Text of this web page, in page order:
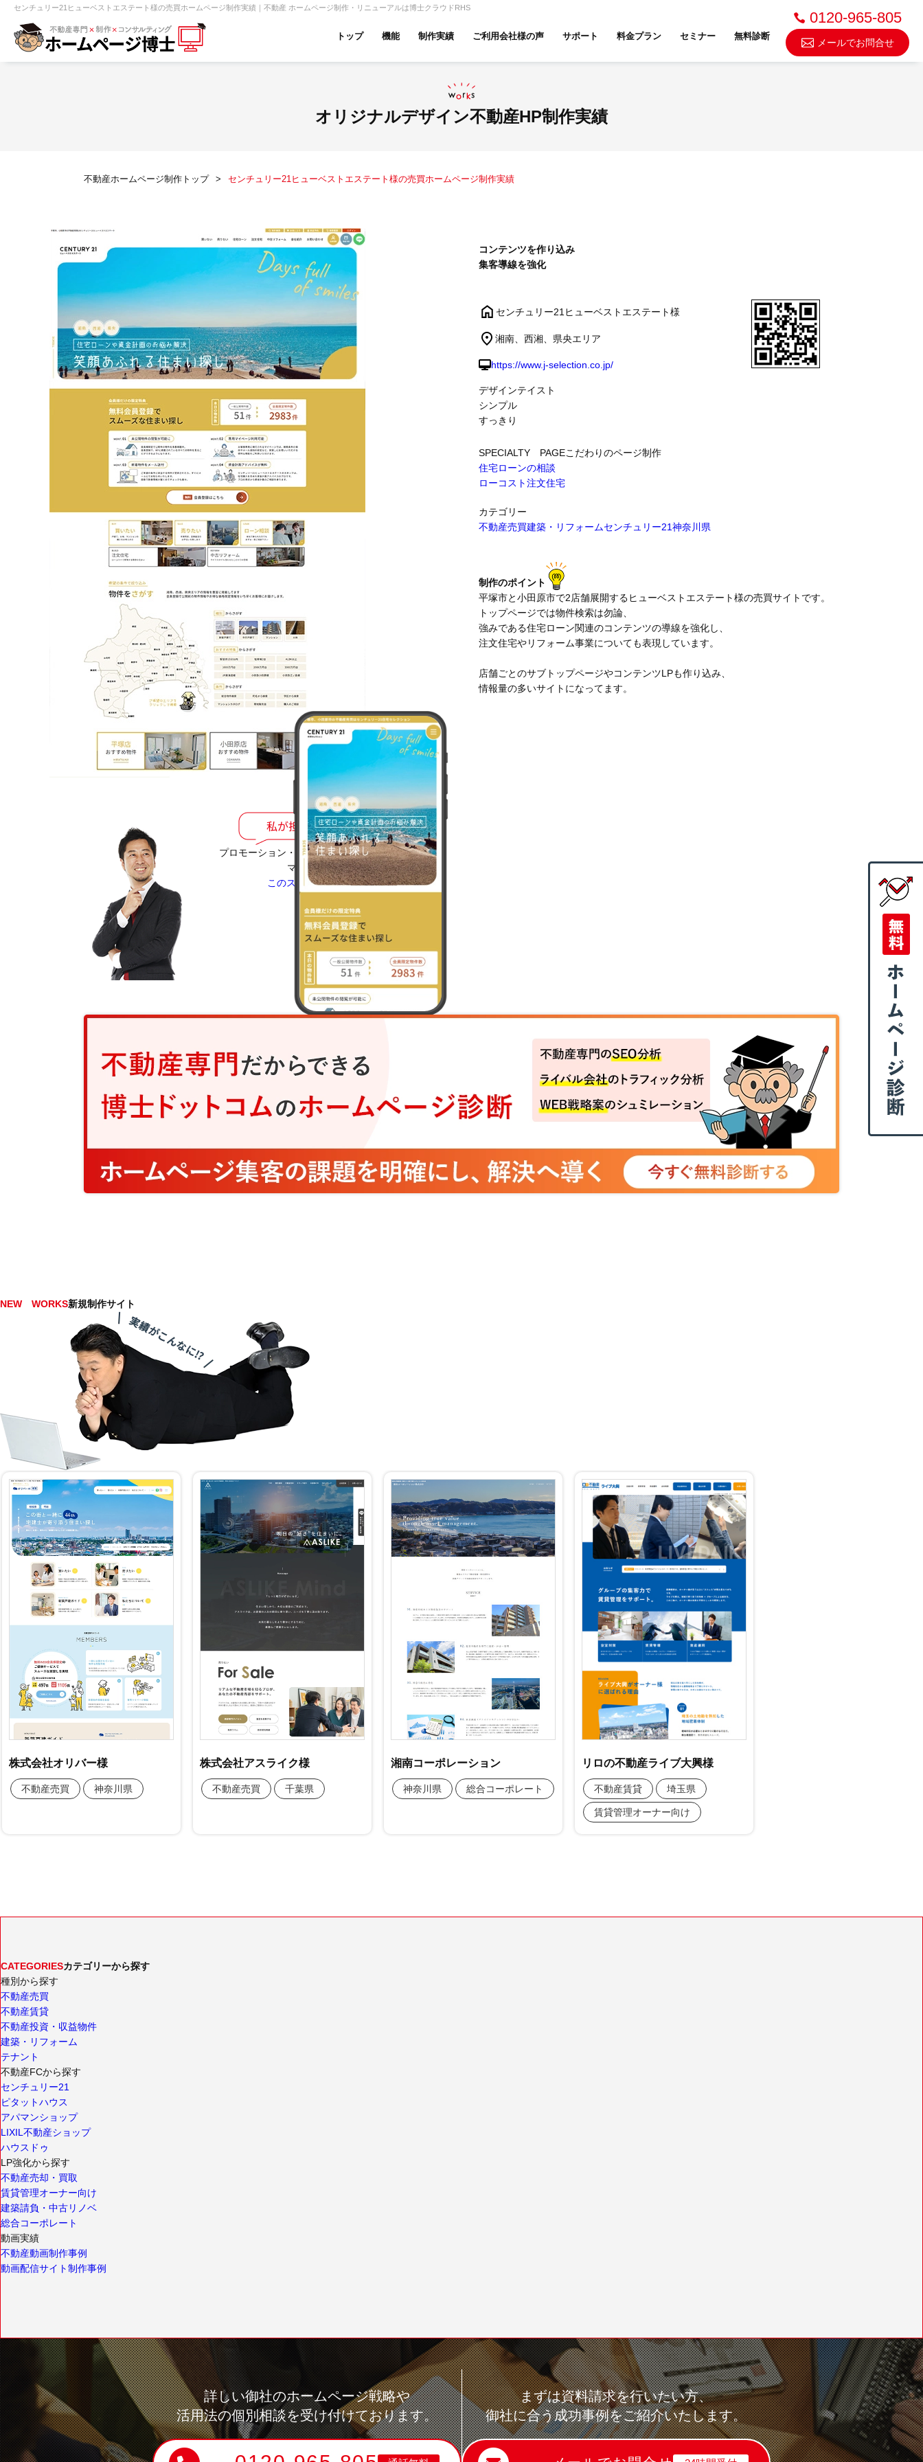
センチュリー21ヒューベストエステート様の売買ホームページ制作実績｜不動産 ホームページ制作・リニューアルは博士クラウドRHS
トップ 機能 制作実績
不動産投資・収益物件 建築・リフォーム テナント
賃貸管理オーナー向け 建築請負・中古リノベ
不動産動画制作事例 動画配信サイト制作事例
ご利用会社様の声 サポート 料金プラン セミナー 無料診断
0120-965-805
メールでお問合せ
オリジナルデザイン不動産HP制作実績
不動産ホームページ制作トップ センチュリー21ヒューベストエステート様の売買ホームページ制作実績
プロモーション・Webプランニング事業管轄
マネージャー
このスタッフを知る
コンテンツを作り込み
集客導線を強化
センチュリー21ヒューベストエステート様
湘南、西湘、県央エリア
https://www.j-selection.co.jp/
デザインテイスト
シンプル
すっきり
SPECIALTY PAGEこだわりのページ制作
住宅ローンの相談
ローコスト注文住宅
カテゴリー
不動産売買建築・リフォームセンチュリー21神奈川県
制作のポイント
平塚市と小田原市で2店舗展開するヒューベストエステート様の売買サイトです。
トップページでは物件検索は勿論、
強みである住宅ローン関連のコンテンツの導線を強化し、
注文住宅やリフォーム事業についても表現しています。
店舗ごとのサブトップページやコンテンツLPも作り込み、
情報量の多いサイトになってます。
NEW WORKS新規制作サイト
CATEGORIESカテゴリーから探す
種別から探す
不動産売買
不動産賃貸
不動産投資・収益物件
建築・リフォーム
テナント
不動産FCから探す
センチュリー21
ピタットハウス
アパマンショップ
LIXIL不動産ショップ
ハウスドゥ
LP強化から探す
不動産売却・買取
賃貸管理オーナー向け
建築請負・中古リノベ
総合コーポレート
動画実績
不動産動画制作事例
動画配信サイト制作事例
詳しい御社のホームページ戦略や
活用法の個別相談を受け付けております。
まずは資料請求を行いたい方、
御社に合う成功事例をご紹介いたします。